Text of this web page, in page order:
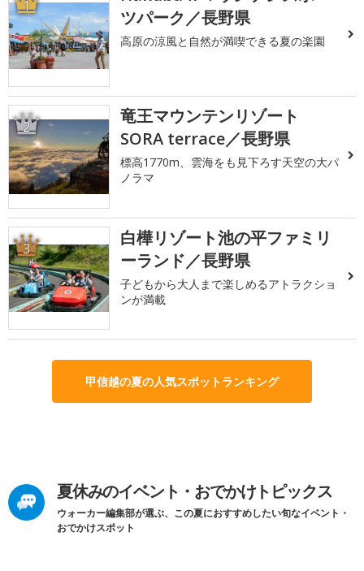
1
ツパーク／長野県
高原の涼風と自然が満喫できる夏の楽園
2
竜王マウンテンリゾート
SORA terrace／長野県
標高1770m、雲海をも見下ろす天空の大パ
ノラマ
3
白樺リゾート池の平ファミリ
ーランド／長野県
子どもから大人まで楽しめるアトラクショ
ンが満載
甲信越の夏の人気スポットランキング
夏休みのイベント・おでかけトピックス
ウォーカー編集部が選ぶ、この夏におすすめしたい旬なイベント・
おでかけスポット